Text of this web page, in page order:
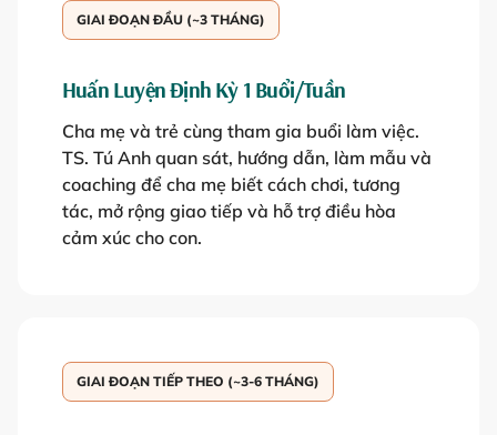
GIAI ĐOẠN ĐẦU (~3 THÁNG)
Huấn Luyện Định Kỳ 1 Buổi/tuần
Cha mẹ và trẻ cùng tham gia buổi làm việc.
TS. Tú Anh quan sát, hướng dẫn, làm mẫu và
coaching để cha mẹ biết cách chơi, tương
tác, mở rộng giao tiếp và hỗ trợ điều hòa
cảm xúc cho con.
GIAI ĐOẠN TIẾP THEO (~3-6 THÁNG)